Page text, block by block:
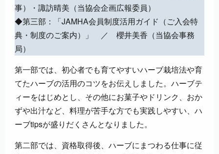
事）・諏訪晴美（当協会企画広報委員）
◆第三部：「JAMHA会員制度活用ガイド（ご入会特
典・制度のご案内）」 ／ 櫻井美香（当協会事務
局）
第一部では、初心者でも育てやすいハーブ栽培法や育
てたハーブの活用のコツをお伝えしました。ハーブテ
ィーをはじめとし、その他にお菓子やドリンク、おか
ずや出汁など、料理が苦手な方でも実践しやすい、ハ
ーブtipsが盛りだくさんとなりました。
第二部では、資格取得後、ハーブにまつわる仕事に従